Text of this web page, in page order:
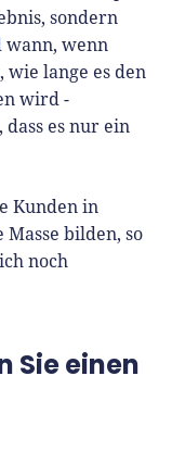
sondern
wann, wenn
lange es den
wird -
es nur ein
Kunden in
bilden, so
noch
Sie einen